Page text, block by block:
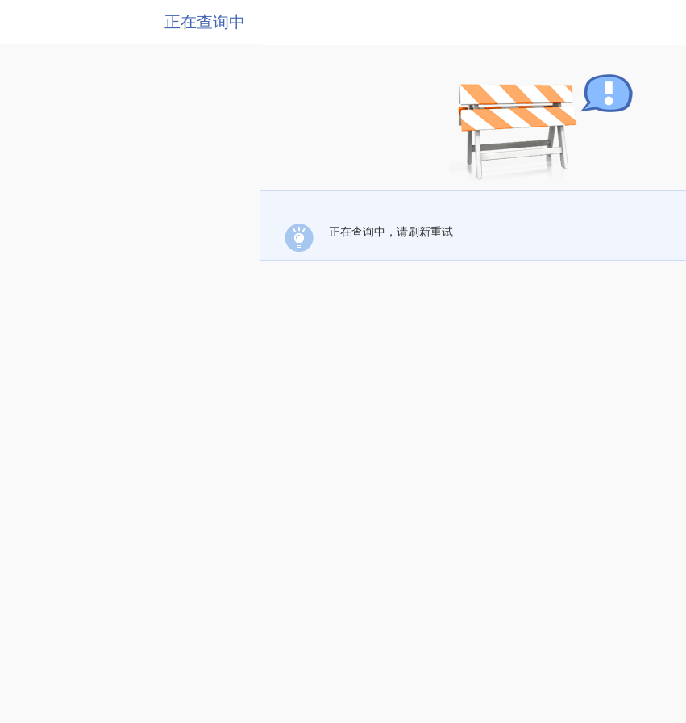
正在查询中
正在查询中，请刷新重试